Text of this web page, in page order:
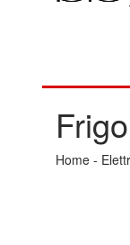
Home -